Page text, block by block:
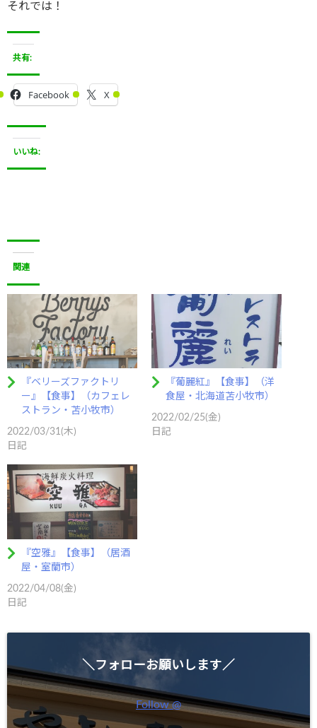
それでは！
共有:
Facebook X
いいね:
関連
『ベリーズファクトリ
ー』【食事】（カフェレ
ストラン・苫小牧市）
2022/03/31(木)
日記
『葡麗紅』【食事】（洋
食屋・北海道苫小牧市）
2022/02/25(金)
日記
『空雅』【食事】（居酒
屋・室蘭市）
2022/04/08(金)
日記
＼フォローお願いします／
Follow @